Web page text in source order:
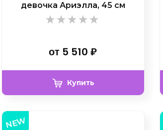
девочка Ариэлла, 45 см
от 5 510 ₽
Купить
NEW